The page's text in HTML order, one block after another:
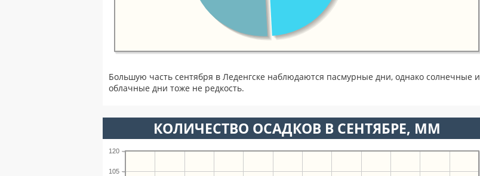
Большую часть сентября в Леденгске наблюдаются пасмурные дни, однако солнечные и
облачные дни тоже не редкость.
КОЛИЧЕСТВО ОСАДКОВ В СЕНТЯБРЕ, ММ
105
120